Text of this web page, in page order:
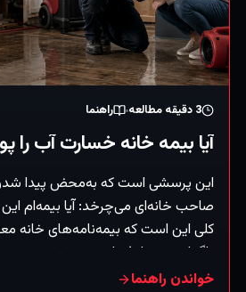
3 دقیقه مطالعه راهنما
آیا بیمه خانه خسارت آب
این پرسشی است که به‌محض پیدا
صاحب خانه‌ای می‌چرخد: آیا بیمه‌ام این
کلی این است که بیمه‌نامه‌های خانه
ناگهانی و تصادفی است پوشش
از بی‌توجهی تدریجی یا سیل را نه (که
خواندن راهنما